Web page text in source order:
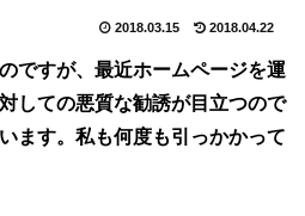
2018.03.15 2018.04.22
ですが、最近ホームページを運
しての悪質な勧誘が目立つので
ます。私も何度も引っかかって